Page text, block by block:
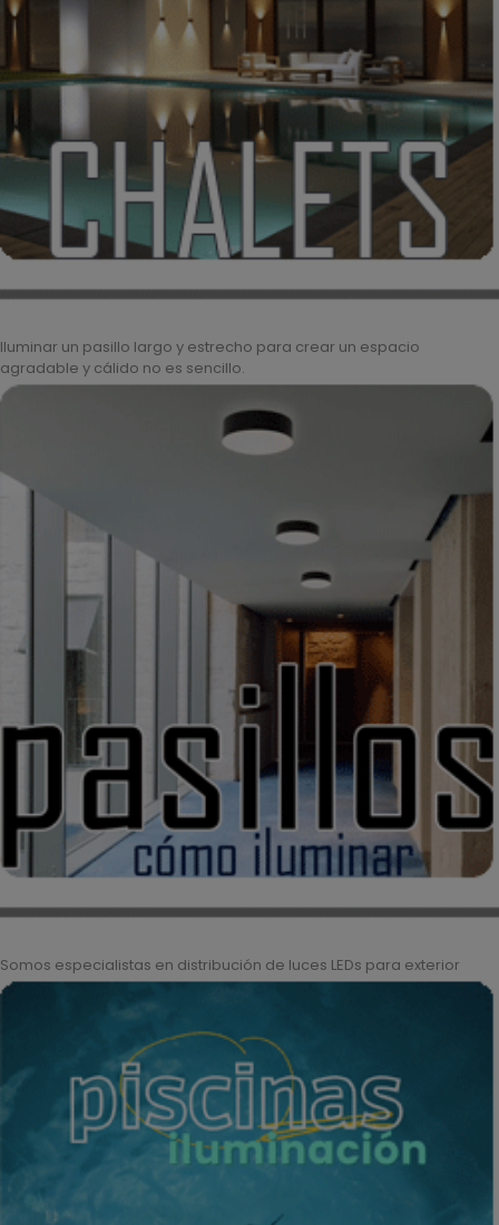
Iluminar un pasillo largo y estrecho para crear un espacio
agradable y cálido no es sencillo.
Somos especialistas en distribución de luces LEDs para exterior